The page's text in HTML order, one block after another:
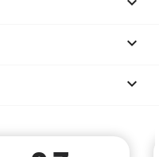

keyboard_arrow_down